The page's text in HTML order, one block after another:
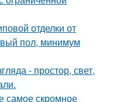
отделки от
пол, минимум
- простор, свет,
самое скромное